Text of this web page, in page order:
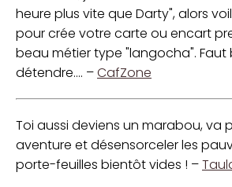
heure plus vite que Darty", alors
pour crée votre carte ou encart
beau métier type "langocha". Faut
détendre.... –CafZone
Toi aussi deviens un marabou, va
aventure et désensorceler les
porte-feuilles bientôt vides ! –